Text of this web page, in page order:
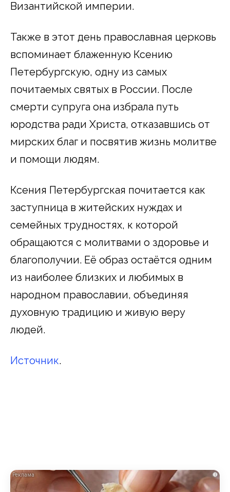
Византийской империи.
Также в этот день православная церковь
вспоминает блаженную Ксению
Петербургскую, одну из самых
почитаемых святых в России. После
смерти супруга она избрала путь
юродства ради Христа, отказавшись от
мирских благ и посвятив жизнь молитве
и помощи людям.
Ксения Петербургская почитается как
заступница в житейских нуждах и
семейных трудностях, к которой
обращаются с молитвами о здоровье и
благополучии. Её образ остаётся одним
из наиболее близких и любимых в
народном православии, объединяя
духовную традицию и живую веру
людей.
Источник.
i